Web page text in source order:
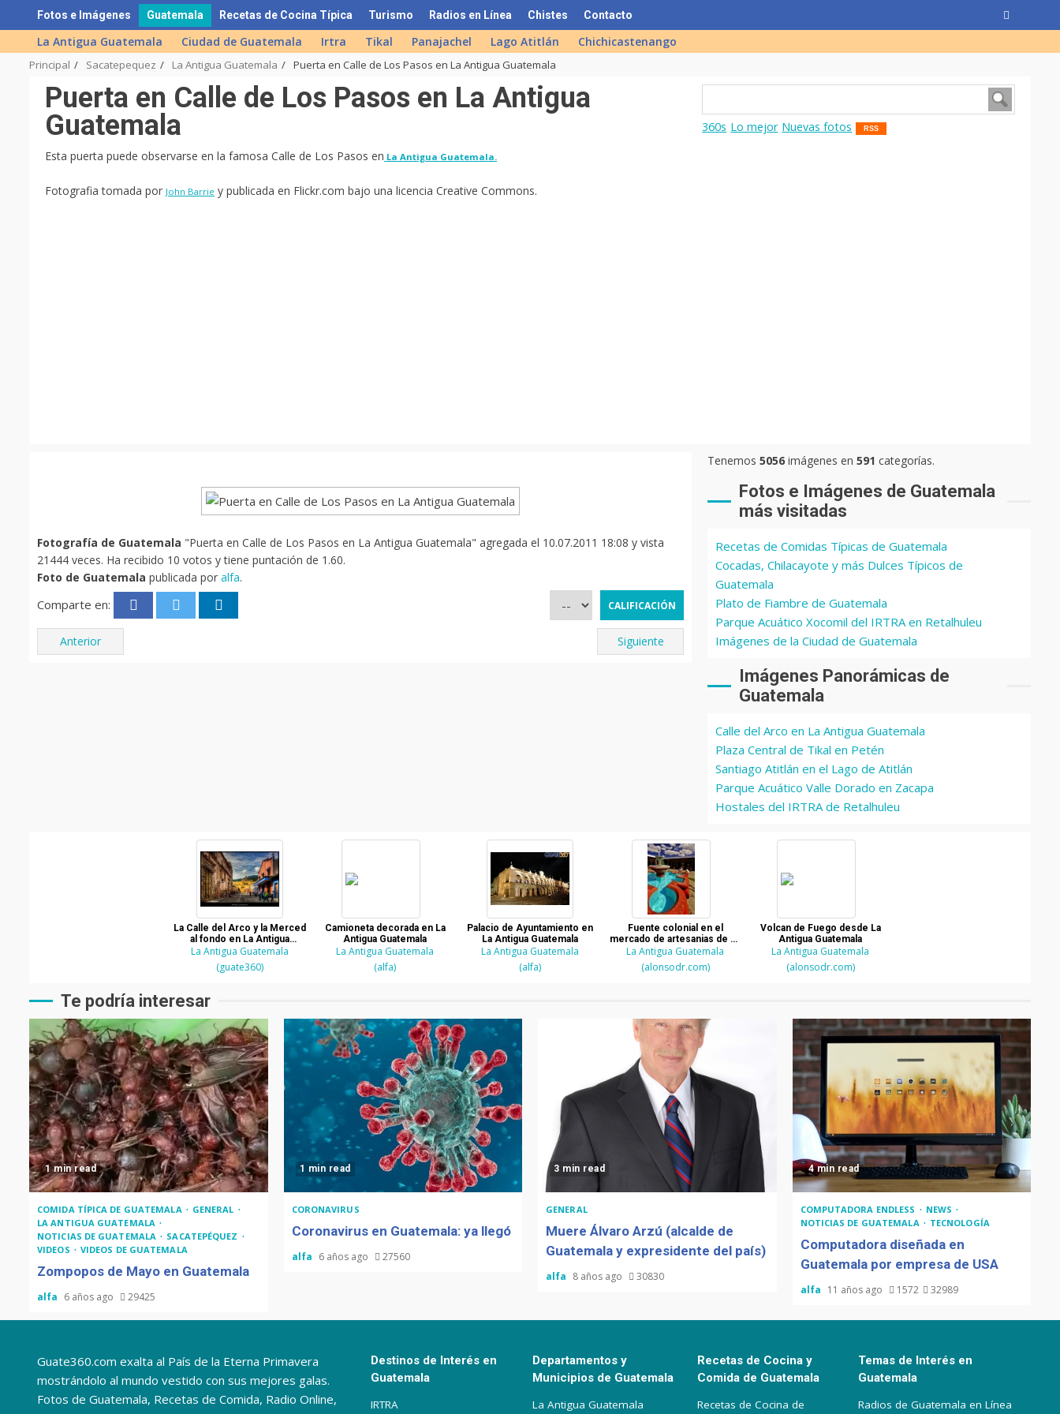
to
content
Fotos e Imágenes Guatemala Recetas de Cocina Típica Turismo Radios en Línea Chistes Contacto
La Antigua Guatemala Ciudad de Guatemala Irtra Tikal Panajachel Lago Atitlán Chichicastenango
Principal Sacatepequez La Antigua Guatemala Puerta en Calle de Los Pasos en La Antigua Guatemala
Puerta en Calle de Los Pasos en La Antigua
Guatemala
Esta puerta puede observarse en la famosa Calle de Los Pasos en La Antigua Guatemala.
Fotografia tomada por John Barrie y publicada en Flickr.com bajo una licencia Creative Commons.
360s Lo mejor Nuevas fotos RSS
Fotografía de Guatemala "Puerta en Calle de Los Pasos en La Antigua Guatemala" agregada el 10.07.2011 18:08 y vista
21444 veces. Ha recibido 10 votos y tiene puntación de 1.60.
Foto de Guatemala publicada por alfa.
Comparte en:
Anterior Siguiente
Tenemos5056 imágenes en591 categorías.
Fotos e Imágenes de Guatemala
más visitadas
Recetas de Comidas Típicas de Guatemala
Cocadas, Chilacayote y más Dulces Típicos de
Guatemala
Plato de Fiambre de Guatemala
Parque Acuático Xocomil del IRTRA en Retalhuleu
Imágenes de la Ciudad de Guatemala
Imágenes Panorámicas de
Guatemala
Calle del Arco en La Antigua Guatemala
Plaza Central de Tikal en Petén
Santiago Atitlán en el Lago de Atitlán
Parque Acuático Valle Dorado en Zacapa
Hostales del IRTRA de Retalhuleu
La Calle del Arco y la Merced
al fondo en La Antigua
Guatemala
La Antigua Guatemala
(guate360)
Camioneta decorada en La
Antigua Guatemala
La Antigua Guatemala
(alfa)
Palacio de Ayuntamiento en
La Antigua Guatemala
La Antigua Guatemala
(alfa)
Fuente colonial en el
mercado de artesanias de La
Antigua Guatemala
La Antigua Guatemala
(alonsodr.com)
Volcan de Fuego desde La
Antigua Guatemala
La Antigua Guatemala
(alonsodr.com)
Te podría interesar
1 min read
COMIDA TÍPICA DE GUATEMALA
GENERAL
LA ANTIGUA GUATEMALA
NOTICIAS DE GUATEMALA
SACATEPÉQUEZ
VIDEOS
VIDEOS DE GUATEMALA
Zompopos de Mayo en Guatemala
alfa 6 años ago 29425
1 min read
CORONAVIRUS
Coronavirus en Guatemala: ya llegó
alfa 6 años ago 27560
3 min read
GENERAL
Muere Álvaro Arzú (alcalde de
Guatemala y expresidente del país)
alfa 8 años ago 30830
4 min read
COMPUTADORA ENDLESS
NEWS
NOTICIAS DE GUATEMALA
TECNOLOGÍA
Computadora diseñada en
Guatemala por empresa de USA
alfa 11 años ago 1572 32989
Guate360.com exalta al País de la Eterna Primavera
mostrándolo al mundo vestido con sus mejores galas.
Fotos de Guatemala, Recetas de Comida, Radio Online,
Destinos de Interés en
Guatemala
IRTRA
Departamentos y
Municipios de Guatemala
La Antigua Guatemala
Recetas de Cocina y
Comida de Guatemala
Recetas de Cocina de
Temas de Interés en
Guatemala
Radios de Guatemala en Línea